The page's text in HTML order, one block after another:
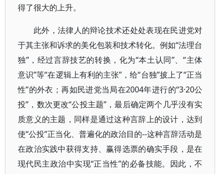
得了很大的上升。
此外，法律人的辩论技术还处处表现在民进党对
于其主张和诉求的美化包装和技术转化。例如“法理台
独”，经过言辞技艺的转换，化为“本土认同”、“主体
意识”等“在逻辑上有利的主张”，给“台独”披上了“正当
性”的外衣；再如民进党当局在2004年进行的“3·20公
投”，数次更改“公投主题”，最后确定两个几乎没有实
质意义的主题，同样是通过这种言辞上的设计，达到
使“公投”正当化、普遍化的政治目的--这种言辞活动是
在政治实践中获得支持、赢得选票的确实手段，是在
现代民主政治中实现“正当性”的必备技能。因此，不